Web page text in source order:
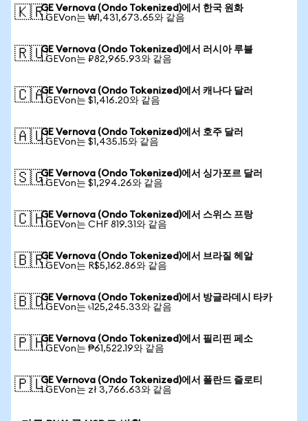
🇰🇷GE Vernova (Ondo Tokenized)에서 한국 원화
1 GEVon는 ₩1,431,673.65와 같음
🇷🇺GE Vernova (Ondo Tokenized)에서 러시아 루블
1 GEVon는 ₽82,965.93와 같음
🇨🇦GE Vernova (Ondo Tokenized)에서 캐나다 달러
1 GEVon는 $1,416.20와 같음
🇦🇺GE Vernova (Ondo Tokenized)에서 호주 달러
1 GEVon는 $1,435.15와 같음
🇸🇬GE Vernova (Ondo Tokenized)에서 싱가포르 달러
1 GEVon는 $1,294.26와 같음
🇨🇭GE Vernova (Ondo Tokenized)에서 스위스 프랑
1 GEVon는 CHF 819.31와 같음
🇧🇷GE Vernova (Ondo Tokenized)에서 브라질 헤알
1 GEVon는 R$5,162.86와 같음
🇧🇩GE Vernova (Ondo Tokenized)에서 방글라데시 타카
1 GEVon는 ৳125,245.33와 같음
🇵🇭GE Vernova (Ondo Tokenized)에서 필리핀 페소
1 GEVon는 ₱61,522.19와 같음
🇵🇱GE Vernova (Ondo Tokenized)에서 폴란드 즐로티
1 GEVon는 zł 3,766.63와 같음